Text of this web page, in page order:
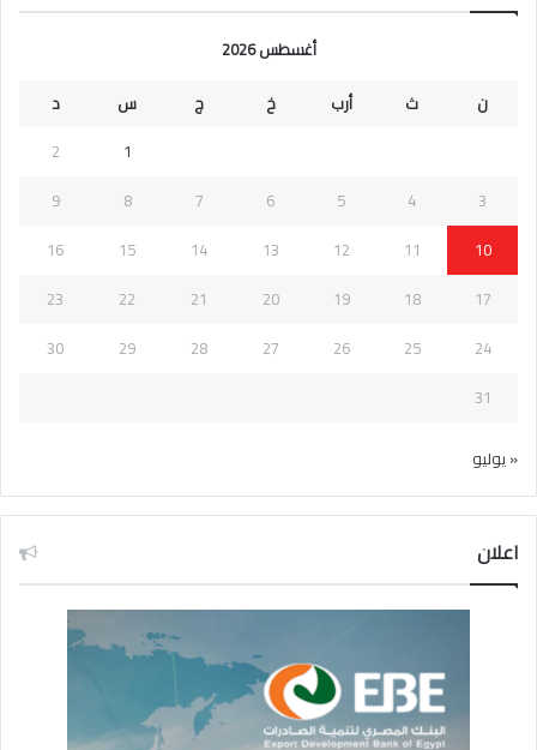
أغسطس 2026
ن
ث أرب خ ج س
د
1
2
3
4
5
6
7
8
9
10
11
12
13
14
15
16
17
18
19
20
21
22
23
24
25
26
27
28
29
30
31
« يوليو
اعلان